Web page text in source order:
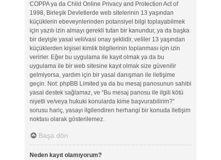
COPPA ya da Child Online Privacy and Protection Act of
1998, Birleşik Devletlerde web sitelerinin 13 yaşından
küçüklerin ebeveynlerinden potansiyel bilgi toplayabilmek
için yazılı izin almayı gerekli tutan bir kanundur, ya da başka
bir deyişle yasal veli/vasi onay şeklidir, veliler 13 yaşından
küçüklerden kişisel kimlik bilgilerinin toplanması için izin
verirler. Eğer bu uygulama ile kayıt olmak ya da bu
uygulama ile bir web sitesine kayıt olmak size güvenilir
gelmiyorsa, yardım için bir yasal danışman ile iletişime
geçin. Not: phpBB Limited ya da bu mesaj panosunun sahibi
yasal destek sağlamaz, ve “Bu mesaj panosu ile ilgili kötü
niyetli ve/veya hukuki konularda kime başvurabilirim?”
sorusu hariç, yasayı ilgilendiren herhangi bir konuda iletişim
noktası olarak gösterilemez.
Başa dön
Neden kayıt olamıyorum?